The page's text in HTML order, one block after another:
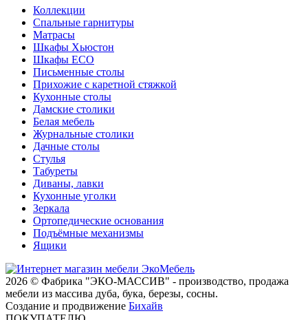
Коллекции
Спальные гарнитуры
Матрасы
Шкафы Хьюстон
Шкафы ECO
Письменные столы
Прихожие с каретной стяжкой
Кухонные столы
Дамские столики
Белая мебель
Журнальные столики
Дачные столы
Стулья
Табуреты
Диваны, лавки
Кухонные уголки
Зеркала
Ортопедические основания
Подъёмные механизмы
Ящики
2026 © Фабрика "ЭКО-МАССИВ" - производство, продажа
мебели из массива дуба, бука, березы, сосны.
Создание и продвижение Бихайв